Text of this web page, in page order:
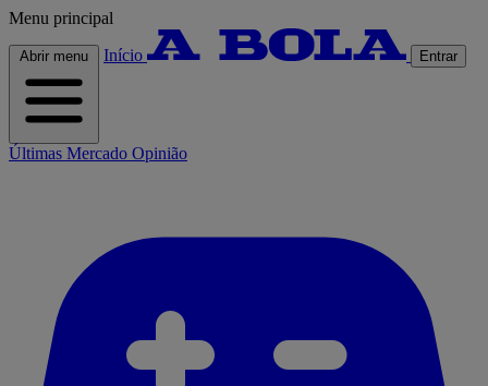
Menu principal
Abrir menu Início Entrar
Últimas Mercado Opinião